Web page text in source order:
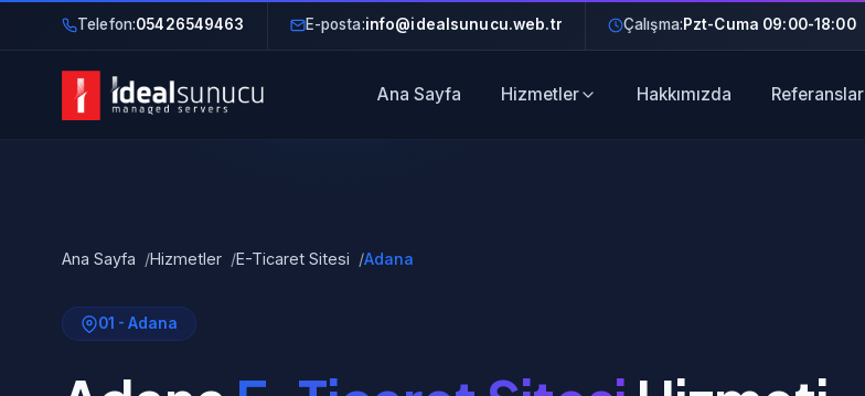
Telefon:05426549463 E-posta:info@idealsunucu.web.tr Çalışma:Pzt-Cuma 09:00-18:00
Ana Sayfa Hizmetler Hakkımızda Referanslar
Ana Sayfa Hizmetler E-Ticaret Sitesi Adana
01 - Adana